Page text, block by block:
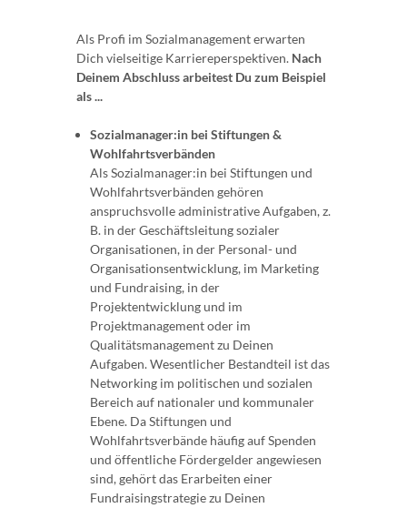
Als Profi im Sozialmanagement erwarten
Dich vielseitige Karriereperspektiven. Nach
Deinem Abschluss arbeitest Du zum Beispiel
als ...
Sozialmanager:in bei Stiftungen &
Wohlfahrtsverbänden
Als Sozialmanager:in bei Stiftungen und
Wohlfahrtsverbänden gehören
anspruchsvolle administrative Aufgaben, z.
B. in der Geschäftsleitung sozialer
Organisationen, in der Personal- und
Organisationsentwicklung, im Marketing
und Fundraising, in der
Projektentwicklung und im
Projektmanagement oder im
Qualitätsmanagement zu Deinen
Aufgaben. Wesentlicher Bestandteil ist das
Networking im politischen und sozialen
Bereich auf nationaler und kommunaler
Ebene. Da Stiftungen und
Wohlfahrtsverbände häufig auf Spenden
und öffentliche Fördergelder angewiesen
sind, gehört das Erarbeiten einer
Fundraisingstrategie zu Deinen